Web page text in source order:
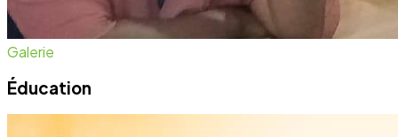
Galerie
Éducation